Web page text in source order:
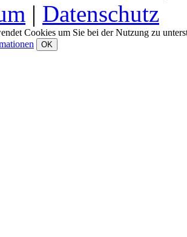
| Datenschutz
Cookies um Sie bei der Nutzung zu
OK